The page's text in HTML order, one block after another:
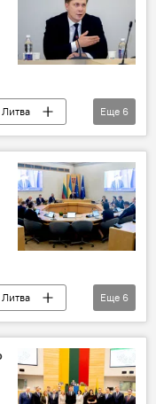
Литва
Еще 6
Литва
Еще 6